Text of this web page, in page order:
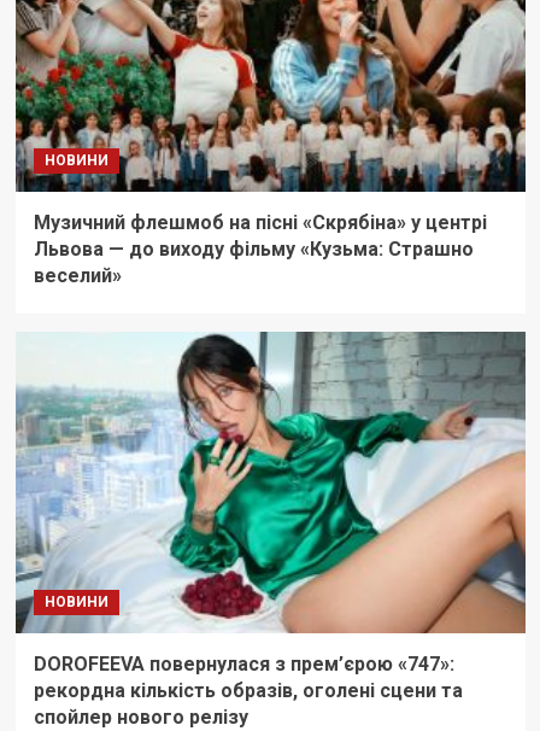
НОВИНИ
Музичний флешмоб на пісні «Скрябіна» у центрі
Львова — до виходу фільму «Кузьма: Страшно
веселий»
НОВИНИ
DOROFEEVA повернулася з прем’єрою «747»:
рекордна кількість образів, оголені сцени та
спойлер нового релізу